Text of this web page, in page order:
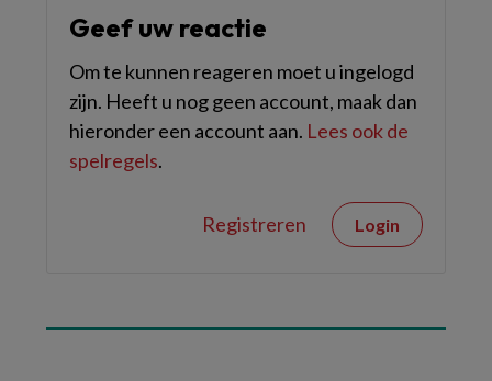
Geef uw reactie
Om te kunnen reageren moet u ingelogd
zijn. Heeft u nog geen account, maak dan
hieronder een account aan. Lees ook de
spelregels.
Registreren Login